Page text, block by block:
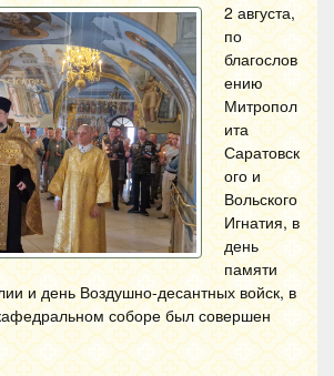
2 августа,
по
благослов
ению
Митропол
ита
Саратовск
ого и
Вольского
Игнатия, в
день
памяти
и день Воздушно-десантных войск, в
соборе был совершен